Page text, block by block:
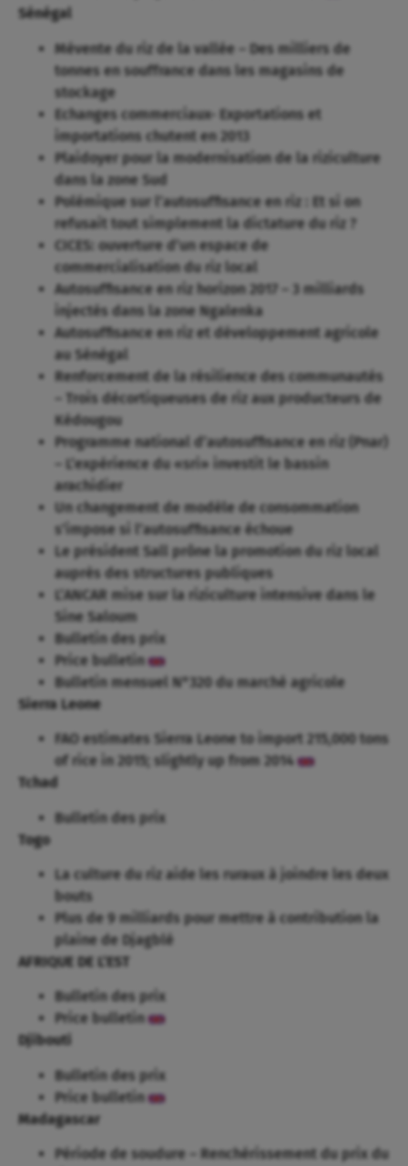
Sénégal
Mévente du riz de la vallée – Des milliers de
tonnes en souffrance dans les magasins de
stockage
Echanges commerciaux- Exportations et
importations chutent en 2013
Plaidoyer pour la modernisation de la riziculture
dans la zone Sud
Polémique sur l’autosuffisance en riz : Et si on
refusait tout simplement la dictature du riz ?
CICES: ouverture d’un espace de
commercialisation du riz local
Autosuffisance en riz horizon 2017 – 3 milliards
injectés dans la zone Ngalenka
Autosuffisance en riz et développement agricole
au Sénégal
Renforcement de la résilience des communautés
– Trois décortiqueuses de riz aux producteurs de
Kédougou
Programme national d’autosuffisance en riz (Pnar)
– L’expérience du «sri» investit le bassin
arachidier
Un changement de modèle de consommation
s’impose si l’autosuffisance échoue
Le président Sall prône la promotion du riz local
auprès des structures publiques
L’ANCAR mise sur la riziculture intensive dans le
Sine Saloum
Bulletin des prix
Price bulletin
Bulletin mensuel N°320 du marché agricole
Sierra Leone
FAO estimates Sierra Leone to import 215,000 tons
of rice in 2015; slightly up from 2014
Tchad
Bulletin des prix
Togo
La culture du riz aide les ruraux à joindre les deux
bouts
Plus de 9 milliards pour mettre à contribution la
plaine de Djagblé
AFRIQUE DE L’EST
Bulletin des prix
Price bulletin
Djibouti
Bulletin des prix
Price bulletin
Madagascar
Période de soudure – Renchérissement du prix du